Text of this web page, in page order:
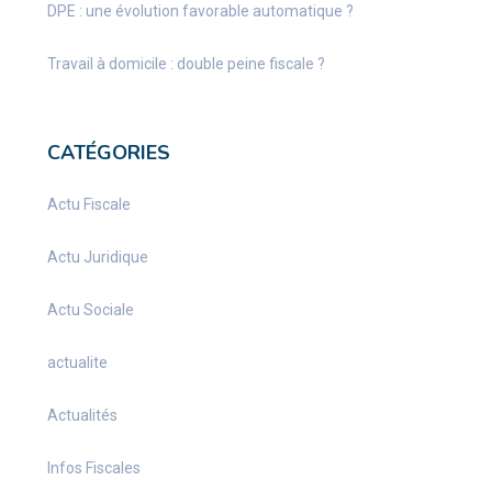
DPE : une évolution favorable automatique ?
Travail à domicile : double peine fiscale ?
CATÉGORIES
Actu Fiscale
Actu Juridique
Actu Sociale
actualite
Actualités
Infos Fiscales